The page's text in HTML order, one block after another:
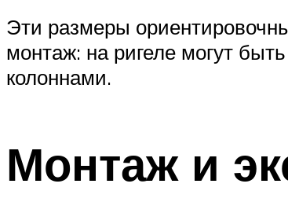
Эти размеры
монтаж: на ригеле могут
колоннами.
Монтаж и